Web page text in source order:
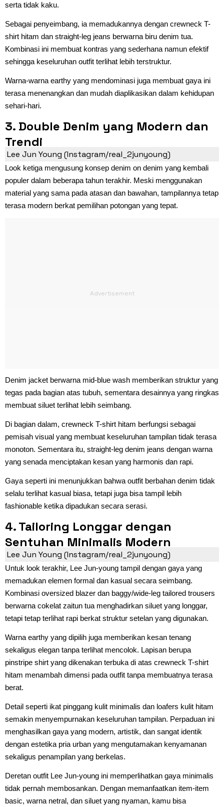
serta tidak kaku.
Sebagai penyeimbang, ia memadukannya dengan crewneck T-
shirt hitam dan straight-leg jeans berwarna biru denim tua.
Kombinasi ini membuat kontras yang sederhana namun efektif
sehingga keseluruhan outfit terlihat lebih terstruktur.
Warna-warna earthy yang mendominasi juga membuat gaya ini
terasa menenangkan dan mudah diaplikasikan dalam kehidupan
sehari-hari.
3. Double Denim yang Modern dan
Trendi
Lee Jun Young (Instagram/real_2junyoung)
Look ketiga mengusung konsep denim on denim yang kembali
populer dalam beberapa tahun terakhir. Meski menggunakan
material yang sama pada atasan dan bawahan, tampilannya tetap
terasa modern berkat pemilihan potongan yang tepat.
Denim jacket berwarna mid-blue wash memberikan struktur yang
tegas pada bagian atas tubuh, sementara desainnya yang ringkas
membuat siluet terlihat lebih seimbang.
Di bagian dalam, crewneck T-shirt hitam berfungsi sebagai
pemisah visual yang membuat keseluruhan tampilan tidak terasa
monoton. Sementara itu, straight-leg denim jeans dengan warna
yang senada menciptakan kesan yang harmonis dan rapi.
Gaya seperti ini menunjukkan bahwa outfit berbahan denim tidak
selalu terlihat kasual biasa, tetapi juga bisa tampil lebih
fashionable ketika dipadukan secara serasi.
4. Tailoring Longgar dengan
Sentuhan Minimalis Modern
Lee Jun Young (Instagram/real_2junyoung)
Untuk look terakhir, Lee Jun-young tampil dengan gaya yang
memadukan elemen formal dan kasual secara seimbang.
Kombinasi oversized blazer dan baggy/wide-leg tailored trousers
berwarna cokelat zaitun tua menghadirkan siluet yang longgar,
tetapi tetap terlihat rapi berkat struktur setelan yang digunakan.
Warna earthy yang dipilih juga memberikan kesan tenang
sekaligus elegan tanpa terlihat mencolok. Lapisan berupa
pinstripe shirt yang dikenakan terbuka di atas crewneck T-shirt
hitam menambah dimensi pada outfit tanpa membuatnya terasa
berat.
Detail seperti ikat pinggang kulit minimalis dan loafers kulit hitam
semakin menyempurnakan keseluruhan tampilan. Perpaduan ini
menghasilkan gaya yang modern, artistik, dan sangat identik
dengan estetika pria urban yang mengutamakan kenyamanan
sekaligus penampilan yang berkelas.
Deretan outfit Lee Jun-young ini memperlihatkan gaya minimalis
tidak pernah membosankan. Dengan memanfaatkan item-item
basic, warna netral, dan siluet yang nyaman, kamu bisa